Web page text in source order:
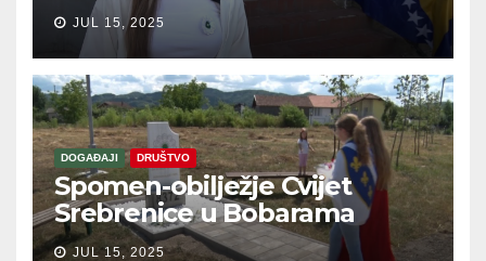
JUL 15, 2025
DOGAĐAJI DRUŠTVO
Spomen-obilježje Cvijet
Srebrenice u Bobarama
JUL 15, 2025